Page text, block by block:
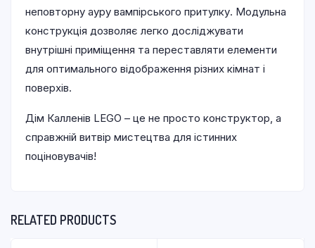
неповторну ауру вампірського притулку. Модульна
конструкція дозволяє легко досліджувати
внутрішні приміщення та переставляти елементи
для оптимального відображення різних кімнат і
поверхів.
Дім Калленів LEGO – це не просто конструктор, а
справжній витвір мистецтва для істинних
поціновувачів!
RELATED PRODUCTS